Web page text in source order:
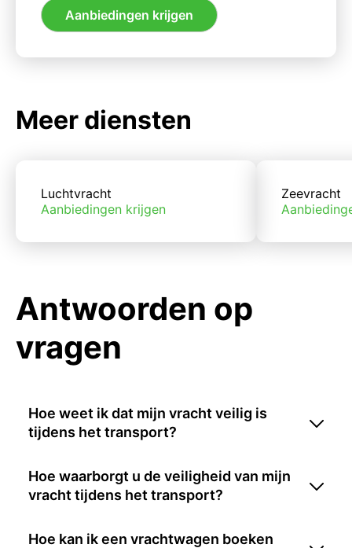
Aanbiedingen krijgen
Meer diensten
Luchtvracht
Aanbiedingen krijgen
Zeevracht
Antwoorden op
vragen
Hoe weet ik dat mijn vracht veilig is
tijdens het transport?
Hoe waarborgt u de veiligheid van mijn
vracht tijdens het transport?
Hoe kan ik een vrachtwagen boeken